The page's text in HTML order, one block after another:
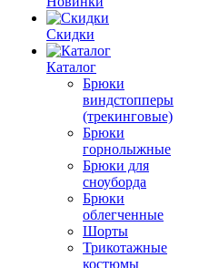
Скидки
Каталог
Брюки
виндстопперы
(трекинговые)
Брюки
горнолыжные
Брюки для
сноуборда
Брюки
облегченные
Шорты
Трикотажные
костюмы